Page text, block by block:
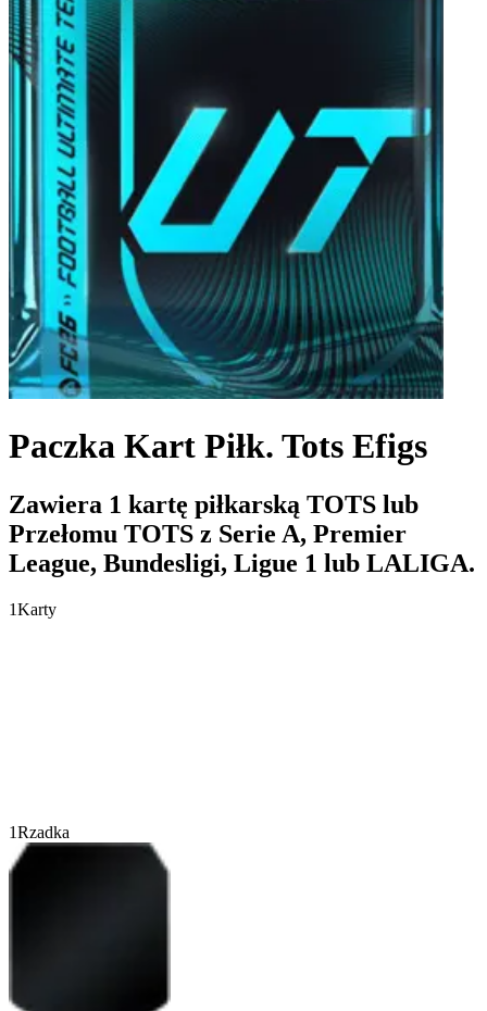
Paczka Kart Piłk. Tots Efigs
Zawiera 1 kartę piłkarską TOTS lub
Przełomu TOTS z Serie A, Premier
League, Bundesligi, Ligue 1 lub LALIGA.
1Karty
1Rzadka